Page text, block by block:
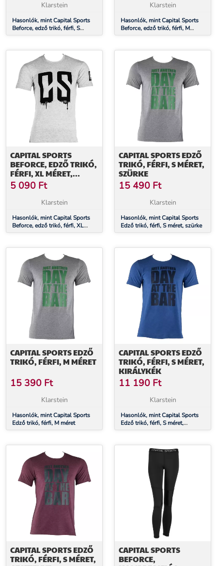
Klarstein
Hasonlók, mint Capital Sports
Beforce, edző trikó, férfi, S
méret, szürke
Klarstein
Hasonlók, mint Capital Sports
Beforce, edző trikó, férfi, M
méret, szürke
CAPITAL SPORTS
BEFORCE, EDZŐ TRIKÓ,
FÉRFI, XL MÉRET,
SZÜRKE
5 090 Ft
Klarstein
Hasonlók, mint Capital Sports
Beforce, edző trikó, férfi, XL
méret, szürke
CAPITAL SPORTS EDZŐ
TRIKÓ, FÉRFI, S MÉRET,
SZÜRKE
15 490 Ft
Klarstein
Hasonlók, mint Capital Sports
Edző trikó, férfi, S méret, szürke
CAPITAL SPORTS EDZŐ
TRIKÓ, FÉRFI, M MÉRET
15 390 Ft
Klarstein
Hasonlók, mint Capital Sports
Edző trikó, férfi, M méret
CAPITAL SPORTS EDZŐ
TRIKÓ, FÉRFI, S MÉRET,
KIRÁLYKÉK
11 190 Ft
Klarstein
Hasonlók, mint Capital Sports
Edző trikó, férfi, S méret,
királykék
CAPITAL SPORTS EDZŐ
TRIKÓ, FÉRFI, S MÉRET,
CAPITAL SPORTS
BEFORCE,